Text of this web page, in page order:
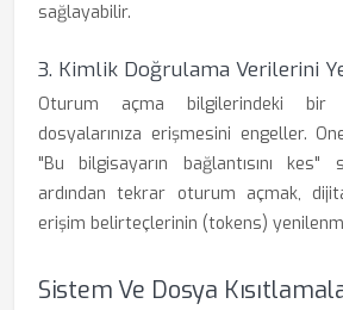
sağlayabilir.
3. Kimlik Doğrulama Verilerini
Oturum açma bilgilerindeki bir
dosyalarınıza erişmesini engeller.
"Bu bilgisayarın bağlantısını kes"
ardından tekrar oturum açmak,
erişim belirteçlerinin (tokens)
Sistem Ve Dosya